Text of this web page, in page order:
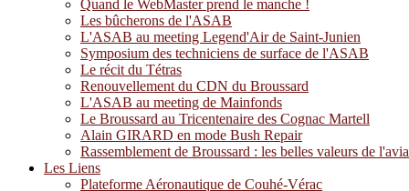
Quand le WebMaster prend le manche !
Les bûcherons de l'ASAB
L'ASAB au meeting Legend'Air de Saint-Junien
Symposium des techniciens de surface de l'ASAB
Le récit du Tétras
Renouvellement du CDN du Broussard
L'ASAB au meeting de Mainfonds
Le Broussard au Tricentenaire des Cognac Martell
Alain GIRARD en mode Bush Repair
Rassemblement de Broussard : les belles valeurs de
Les Liens
Plateforme Aéronautique de Couhé-Vérac